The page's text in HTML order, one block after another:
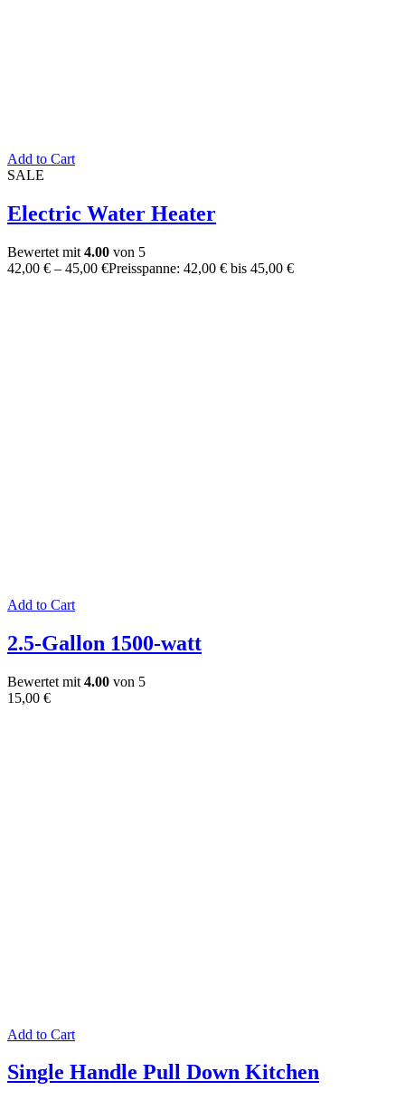
Add to Cart
SALE
Electric Water Heater
Bewertet mit 4.00 von 5
42,00 € – 45,00 €Preisspanne: 42,00 € bis 45,00 €
Add to Cart
2.5-Gallon 1500-watt
Bewertet mit 4.00 von 5
15,00 €
Add to Cart
Single Handle Pull Down Kitchen